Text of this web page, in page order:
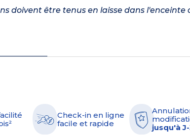
doivent être tenus en laisse dans l'enceinte
Check-in en ligne
facile et rapide
jusqu'à